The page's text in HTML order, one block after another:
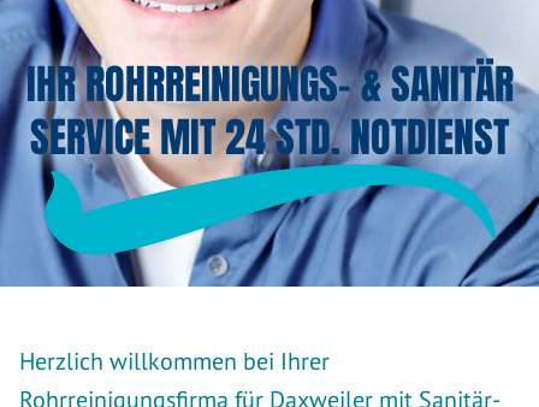
IHR ROHRREINIGUNGS- & SANITÄR
SERVICE MIT 24 STD. NOTDIENST
Herzlich willkommen bei Ihrer
Rohrreinigungsfirma für Daxweiler mit Sanitär-